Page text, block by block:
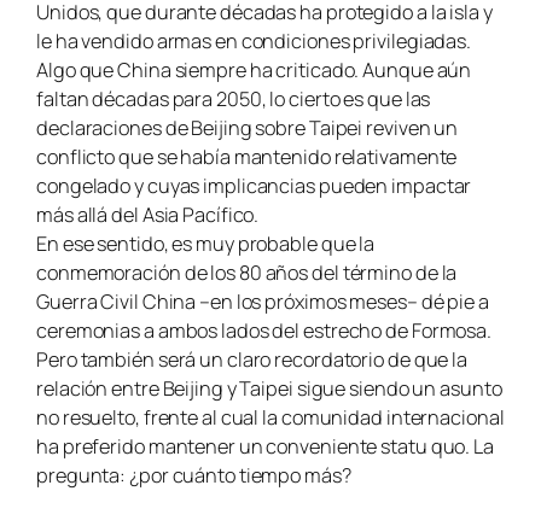
Unidos, que durante décadas ha protegido a la isla y
le ha vendido armas en condiciones privilegiadas.
Algo que China siempre ha criticado. Aunque aún
faltan décadas para 2050, lo cierto es que las
declaraciones de Beijing sobre Taipei reviven un
conflicto que se había mantenido relativamente
congelado y cuyas implicancias pueden impactar
más allá del Asia Pacífico.
En ese sentido, es muy probable que la
conmemoración de los 80 años del término de la
Guerra Civil China –en los próximos meses– dé pie a
ceremonias a ambos lados del estrecho de Formosa.
Pero también será un claro recordatorio de que la
relación entre Beijing y Taipei sigue siendo un asunto
no resuelto, frente al cual la comunidad internacional
ha preferido mantener un conveniente statu quo. La
pregunta: ¿por cuánto tiempo más?